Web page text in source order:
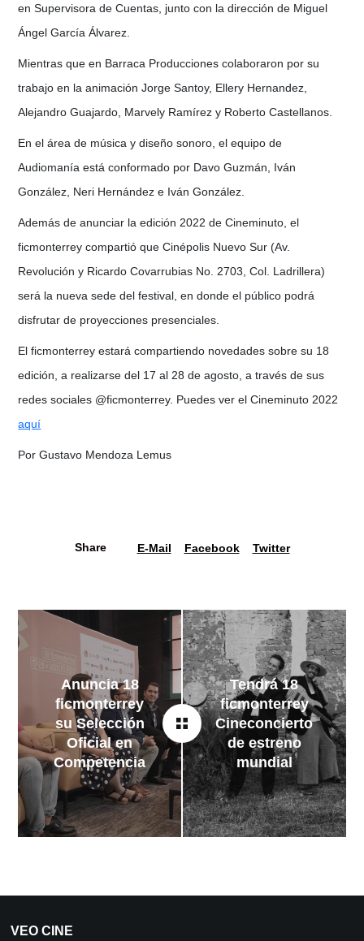
en Supervisora de Cuentas, junto con la dirección de Miguel
Ángel García Álvarez.
Mientras que en Barraca Producciones colaboraron por su
trabajo en la animación Jorge Santoy, Ellery Hernandez,
Alejandro Guajardo, Marvely Ramírez y Roberto Castellanos.
En el área de música y diseño sonoro, el equipo de
Audiomanía está conformado por Davo Guzmán, Iván
González, Neri Hernández e Iván González.
Además de anunciar la edición 2022 de Cineminuto, el
ficmonterrey compartió que Cinépolis Nuevo Sur (Av.
Revolución y Ricardo Covarrubias No. 2703, Col. Ladrillera)
será la nueva sede del festival, en donde el público podrá
disfrutar de proyecciones presenciales.
El ficmonterrey estará compartiendo novedades sobre su 18
edición, a realizarse del 17 al 28 de agosto, a través de sus
redes sociales @ficmonterrey. Puedes ver el Cineminuto 2022
aquí
Por Gustavo Mendoza Lemus
Share E-Mail Facebook Twitter
Anuncia 18
ficmonterrey
su Selección
Oficial en
Competencia
Tendrá 18
ficmonterrey
Cineconcierto
de estreno
mundial
VEO CINE